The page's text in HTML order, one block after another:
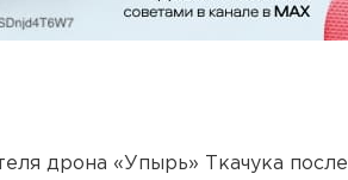
дрона «Упырь» Ткачука после